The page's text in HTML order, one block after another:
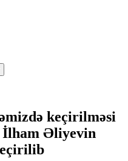
keçirilməsi
İlham Əliyevin